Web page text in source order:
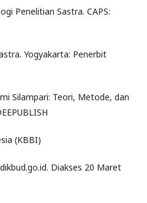
Penelitian Sastra. CAPS:
Yogyakarta: Penerbit
Silampari: Teori, Metode, dan
(KBBI)
Diakses 20 Maret